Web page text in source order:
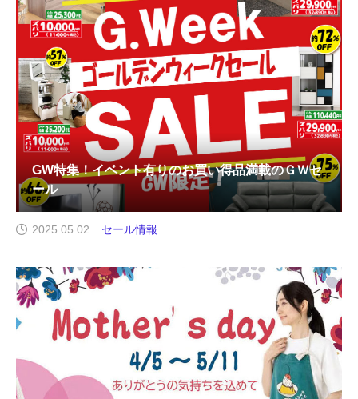
GW特集！イベント有りのお買い得品満載のＧＷセ
ール
2025.05.02 セール情報